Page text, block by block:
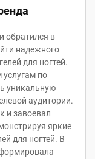
обратился в
надежного
для ногтей.
по
уникальную
аудитории.
и завоевал
яркие
для ногтей. В